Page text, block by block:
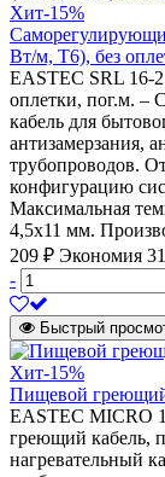
Хит-15%
Вт/м, Т6), без
EASTEC SRL 16-
оплетки, пог.м. –
кабель для
антизамерзания,
трубопроводов.
конфигурацию
Максимальная
4,5х11 мм.
209 ₽ Экономия
-
Быстрый
Хит-15%
Пищевой
EASTEC MICRO
греющий кабель,
нагревательный